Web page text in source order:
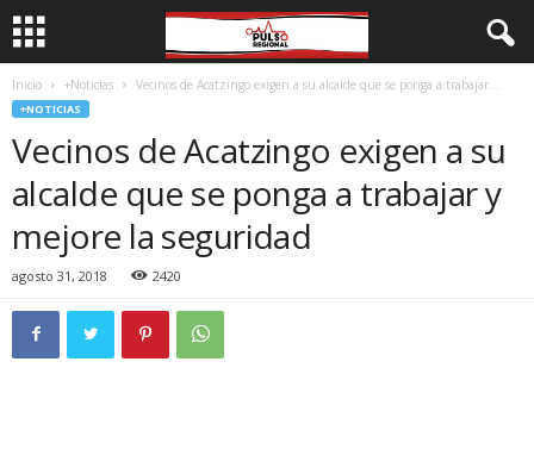
Inicio +Noticias Vecinos de Acatzingo exigen a su alcalde que se ponga a trabajar...
+NOTICIAS
Vecinos de Acatzingo exigen a su
alcalde que se ponga a trabajar y
mejore la seguridad
agosto 31, 2018 2420